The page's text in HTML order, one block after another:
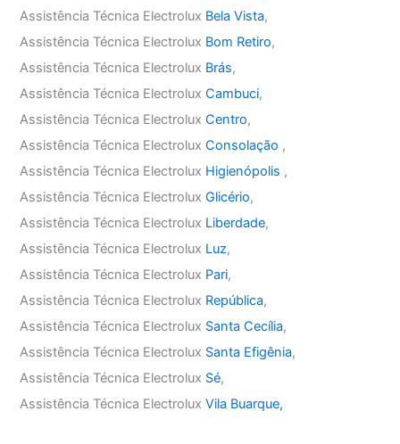
Assistência Técnica Electrolux Bela Vista,
Assistência Técnica Electrolux Bom Retiro,
Assistência Técnica Electrolux Brás,
Assistência Técnica ElectroluxCambuci,
Assistência Técnica ElectroluxCentro,
Assistência Técnica ElectroluxConsolação ,
Assistência Técnica Electrolux Higienópolis ,
Assistência Técnica ElectroluxGlicério,
Assistência Técnica Electrolux Liberdade,
Assistência Técnica Electrolux Luz,
Assistência Técnica Electrolux Pari,
Assistência Técnica Electrolux República,
Assistência Técnica Electrolux Santa Cecília,
Assistência Técnica Electrolux Santa Efigênia,
Assistência Técnica Electrolux Sé,
Assistência Técnica ElectroluxVila Buarque,